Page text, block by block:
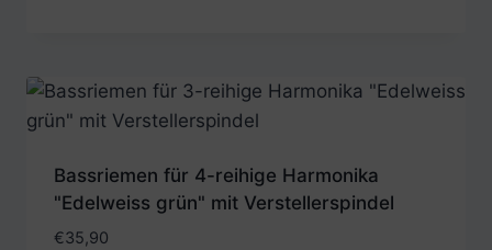
Bassriemen für 4-reihige Harmonika
"Edelweiss grün" mit Verstellerspindel
€35,90